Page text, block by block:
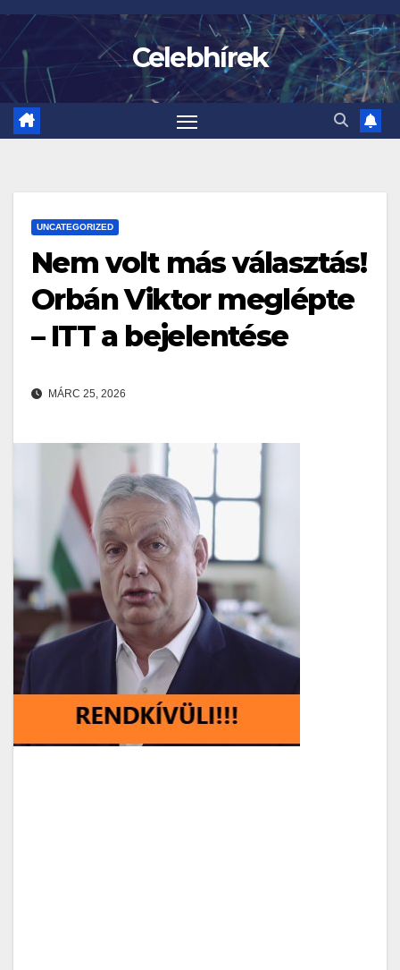
Skip
content
Celebhírek
UNCATEGORIZED
Nem volt más választás!
Orbán Viktor meglépte
– ITT a bejelentése
MÁRC 25, 2026